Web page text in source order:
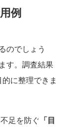
例
のでしょう
す。調査結果
に整理できま
足を防ぐ 「目